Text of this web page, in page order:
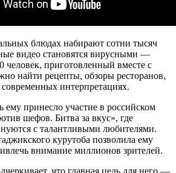
блюдах набирают сотни тысяч
видео становятся вирусными —
человек, приготовленный вместе с
найти рецепты, обзоры ресторанов,
интерпретациях.
принесло участие в российском
шефов. Битва за вкус», где
с талантливыми любителями.
курутоба позволила ему
внимание миллионов зрителей.
что главная цель для него —